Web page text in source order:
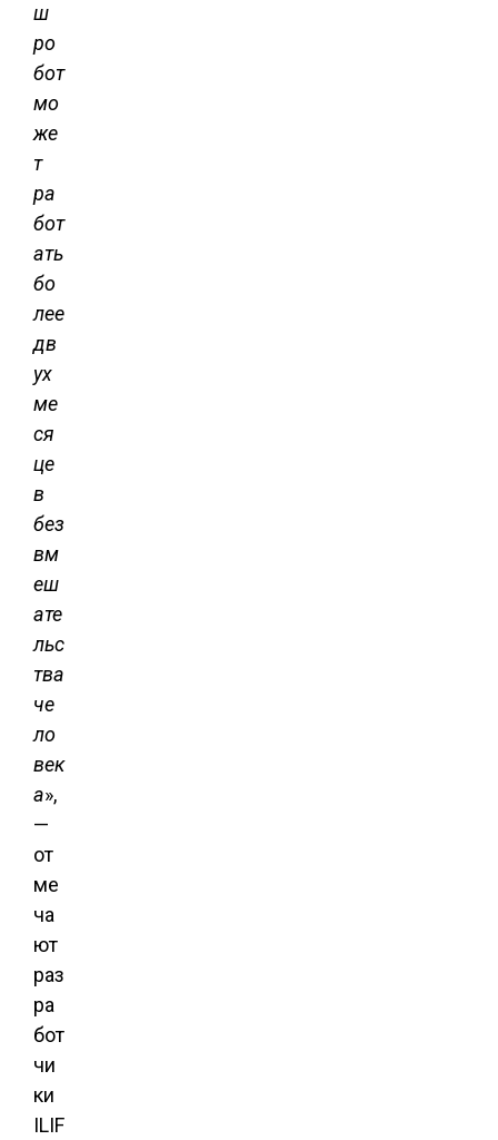
ш
ро
бот
мо
же
т
ра
бот
ать
бо
лее
дв
ух
ме
ся
це
в
без
вм
еш
ате
льс
тва
че
ло
век
а»,
—
от
ме
ча
ют
раз
ра
бот
чи
ки
ILIF